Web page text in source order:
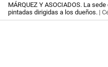
MÁRQUEZ Y ASOCIADOS. La
pintadas dirigidas a los dueños. |